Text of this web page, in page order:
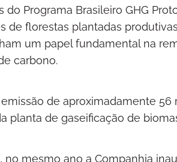
do Programa Brasileiro GHG
de florestas plantadas
um papel fundamental na
carbono.
emissão de aproximadamente
planta de gaseificação de
no mesmo ano a Companhia